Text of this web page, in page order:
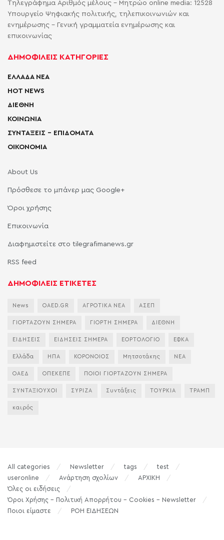
Τηλεγράφημα Αριθμός μέλους - Μητρώο online media: 12528
Υπουργείο Ψηφιακής πολιτικής, τηλεπικοινωνιών και
ενημέρωσης - Γενική γραμματεία ενημέρωσης και
επικοινωνίας
ΔΗΜΟΦΙΛΕΙΣ ΚΑΤΗΓΟΡΙΕΣ
ΕΛΛΑΔΑ ΝΕΑ
HOT NEWS
ΔΙΕΘΝΗ
ΚΟΙΝΩΝΙΑ
ΣΥΝΤΑΞΕΙΣ – ΕΠΙΔΟΜΑΤΑ
ΟΙΚΟΝΟΜΙΑ
About Us
Πρόσθεσε το μπάνερ μας Google+
Όροι χρήσης
Επικοινωνία
Διαφημιστείτε στο tilegrafimanews.gr
RSS feed
ΔΗΜΟΦΙΛΕΙΣ ΕΤΙΚΕΤΕΣ
News OAED.GR ΑΓΡΟΤΙΚΑ ΝΕΑ ΑΣΕΠ
ΓΙΟΡΤΑΖΟΥΝ ΣΗΜΕΡΑ ΓΙΟΡΤΗ ΣΗΜΕΡΑ ΔΙΕΘΝΗ
ΕΙΔΗΣΕΙΣ ΕΙΔΗΣΕΙΣ ΣΗΜΕΡΑ ΕΟΡΤΟΛΟΓΙΟ ΕΦΚΑ
Ελλάδα ΗΠΑ ΚΟΡΟΝΟΙΟΣ Μητσοτάκης ΝΕΑ
ΟΑΕΔ ΟΠΕΚΕΠΕ ΠΟΙΟΙ ΓΙΟΡΤΑΖΟΥΝ ΣΗΜΕΡΑ
ΣΥΝΤΑΞΙΟΥΧΟΙ ΣΥΡΙΖΑ Συντάξεις ΤΟΥΡΚΙΑ ΤΡΑΜΠ
καιρός
All categories Newsletter tags
test
useronline
Ανάρτηση σχολίων
ΑΡΧΙΚΗ
Όλες οι ειδήσεις
Όροι Χρήσης – Πολιτική Απορρήτου – Cookies – Newsletter
Ποιοι είμαστε
ΡΟΗ ΕΙΔΗΣΕΩΝ